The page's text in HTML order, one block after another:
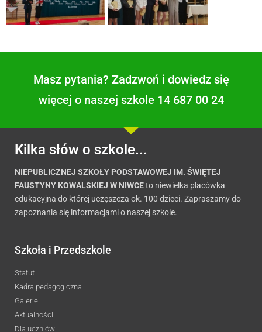
Masz pytania? Zadzwoń i dowiedz się
więcej o naszej szkole 14 687 00 24
Kilka słów o szkole...
NIEPUBLICZNEJ SZKOŁY PODSTAWOWEJ IM. ŚWIĘTEJ
FAUSTYNY KOWALSKIEJ W NIWCEto niewielka placówka
edukacyjna do której uczęszcza ok. 100 dzieci. Zapraszamy do
zapoznania się informacjami o naszej szkole.
Szkoła i Przedszkole
Statut
Kadra pedagogiczna
Galerie
Aktualności
Dla uczniów